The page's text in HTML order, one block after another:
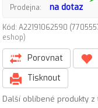
Prodejna: na dotaz
Kód: A22191062590
eshop)
Porovnat
Tisknout
Další oblíbené produkty z